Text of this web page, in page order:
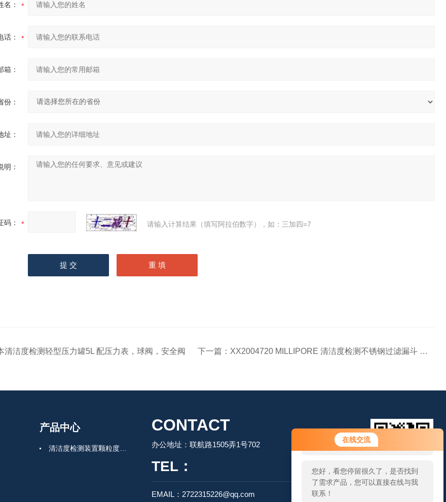
在线交流
您好！欢迎前来咨询，很高兴为您
服务，请问您要咨询什么问题呢？
您好，看您停留很久了，是否找到
了需求产品，您可以直接在线与我
联系！
名：
话：
箱：
份：
址：
明：
码： 请输入计算结果（填写阿拉伯数字），如：三加四=7
清洁度检测轻型压力罐5L 配压力表，球阀，安全阀 下一篇： XX2004720 MILLIPORE 清洁度检测不锈钢过滤漏斗 直径47MM
产品中心 CONTACT
办公地址：联航路1505弄1号702
TEL：
EMAIL：2722315226@qq.com